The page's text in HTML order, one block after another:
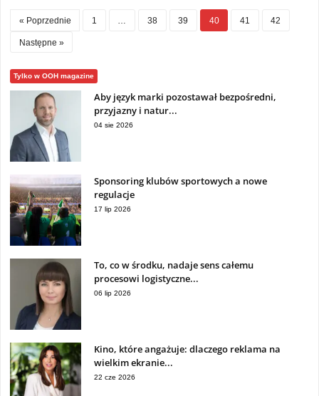
« Poprzednie 1 38 39 40 41 42
Następne »
Tylko w OOH magazine
Aby język marki pozostawał bezpośredni,
przyjazny i natur...
04 sie 2026
Sponsoring klubów sportowych a nowe
regulacje
17 lip 2026
To, co w środku, nadaje sens całemu
procesowi logistyczne...
06 lip 2026
Kino, które angażuje: dlaczego reklama na
wielkim ekranie...
22 cze 2026